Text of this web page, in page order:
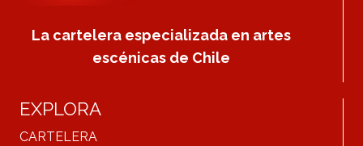
La cartelera especializada en artes
escénicas de Chile
EXPLORA
CARTELERA